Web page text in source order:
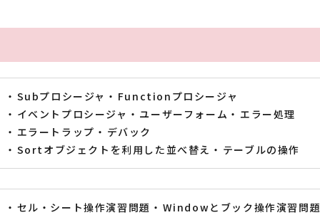
Subプロシージャ
Functionプロシージャ
イベントプロシージャ
ユーザーフォーム
エラー処理
エラートラップ
デバック
Sortオブジェクトを利用した並べ替え
テーブルの操作
セル・シート操作演習問題
Windowとブック操作演習問題